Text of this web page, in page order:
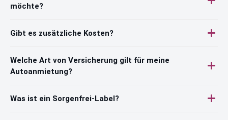
möchte?
Gibt es zusätzliche Kosten?
Welche Art von Versicherung gilt für meine
Autoanmietung?
Was ist ein Sorgenfrei-Label?